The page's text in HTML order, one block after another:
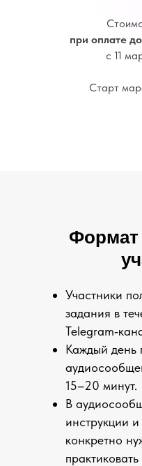
при оплате
с 11
Старт
Формат
Участники
задания в
Каждый день
15–20 минут.
В
инструкции и
конкретно